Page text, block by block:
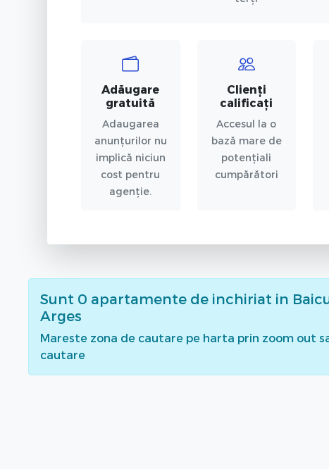
Adăugare
gratuită
Adaugarea
anunțurilor nu
implică niciun
cost pentru
agenție.
Clienți
calificați
Accesul la o
bază mare de
potențiali
cumpărători
Sunt 0 apartamente de inchiriat in
Arges
Mareste zona de cautare pe harta prin zoom out
cautare